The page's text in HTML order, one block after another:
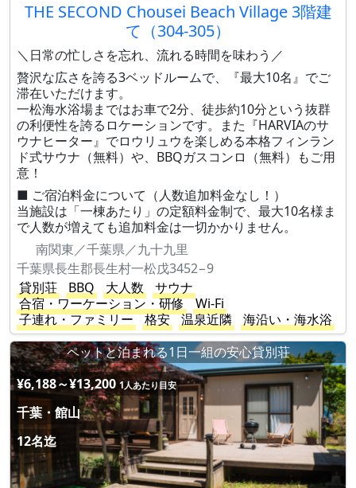
THE SECOND Chousei Beach Village 3階建
て（304-305）
＼日常の忙しさを忘れ、流れる時間を味わう／
贅沢な広さを誇る3ベッドルームで、『最大10名』でご
滞在いただけます。
一松海水浴場まではお車で2分、徒歩約10分という抜群
の利便性を誇るロケーションです。また『HARVIAのサ
ウナヒーター』でロウリュウを楽しめる本格フィンラン
ド式サウナ（無料）や、BBQガスコンロ（無料）もご用
意！
■ ご宿泊料金について（人数追加料金なし！）
当施設は「一棟あたり」の定額料金制で、最大10名様ま
で人数が増えても追加料金は一切かかりません。
南関東／千葉県／九十九里
千葉県長生郡長生村一松戊3452−9
貸別荘
BBQ 大人数
サウナ
合宿・ワーケーション・研修
Wi-Fi
子連れ・ファミリー
格安 温泉近隣
海沿い・海水浴
ペットと泊まれる1日一組の安心貸別荘
¥6,188～¥13,200 1人あたり目安
千葉・館山
12名迄